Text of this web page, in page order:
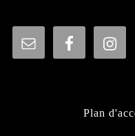
Plan